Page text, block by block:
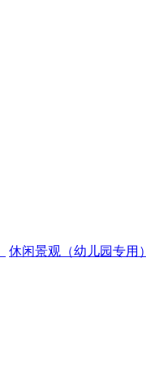
休闲景观（幼儿园专用）